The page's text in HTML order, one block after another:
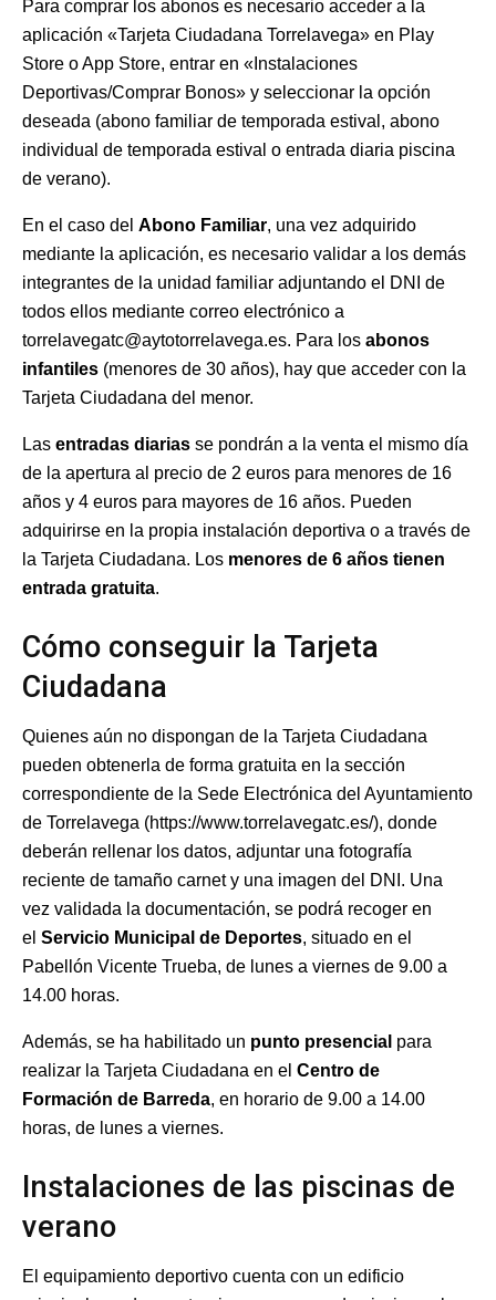
Para comprar los abonos es necesario acceder a la
aplicación «Tarjeta Ciudadana Torrelavega» en Play
Store o App Store, entrar en «Instalaciones
Deportivas/Comprar Bonos» y seleccionar la opción
deseada (abono familiar de temporada estival, abono
individual de temporada estival o entrada diaria piscina
de verano).
En el caso del Abono Familiar, una vez adquirido
mediante la aplicación, es necesario validar a los demás
integrantes de la unidad familiar adjuntando el DNI de
todos ellos mediante correo electrónico a
torrelavegatc@aytotorrelavega.es. Para los abonos
infantiles (menores de 30 años), hay que acceder con la
Tarjeta Ciudadana del menor.
Las entradas diarias se pondrán a la venta el mismo día
de la apertura al precio de 2 euros para menores de 16
años y 4 euros para mayores de 16 años. Pueden
adquirirse en la propia instalación deportiva o a través de
la Tarjeta Ciudadana. Los menores de 6 años tienen
entrada gratuita.
Cómo conseguir la Tarjeta
Ciudadana
Quienes aún no dispongan de la Tarjeta Ciudadana
pueden obtenerla de forma gratuita en la sección
correspondiente de la Sede Electrónica del Ayuntamiento
de Torrelavega (https://www.torrelavegatc.es/), donde
deberán rellenar los datos, adjuntar una fotografía
reciente de tamaño carnet y una imagen del DNI. Una
vez validada la documentación, se podrá recoger en
el Servicio Municipal de Deportes, situado en el
Pabellón Vicente Trueba, de lunes a viernes de 9.00 a
14.00 horas.
Además, se ha habilitado un punto presencial para
realizar la Tarjeta Ciudadana en el Centro de
Formación de Barreda, en horario de 9.00 a 14.00
horas, de lunes a viernes.
Instalaciones de las piscinas de
verano
El equipamiento deportivo cuenta con un edificio